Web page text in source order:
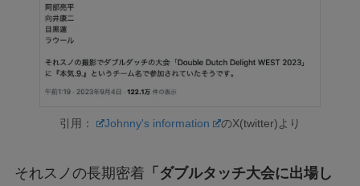
引用： Johnny's information のX(twitter)より
それスノの長期密着 「ダブルタッチ大会に出場し